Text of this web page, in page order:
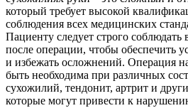
который требует высокой
соблюдения всех медицинских
Пациенту следует строго соблюдать
после операции, чтобы обеспечить
и избежать осложнений. Операция
быть необходима при различных
сухожилий, тендонит, артрит и
которые могут привести к